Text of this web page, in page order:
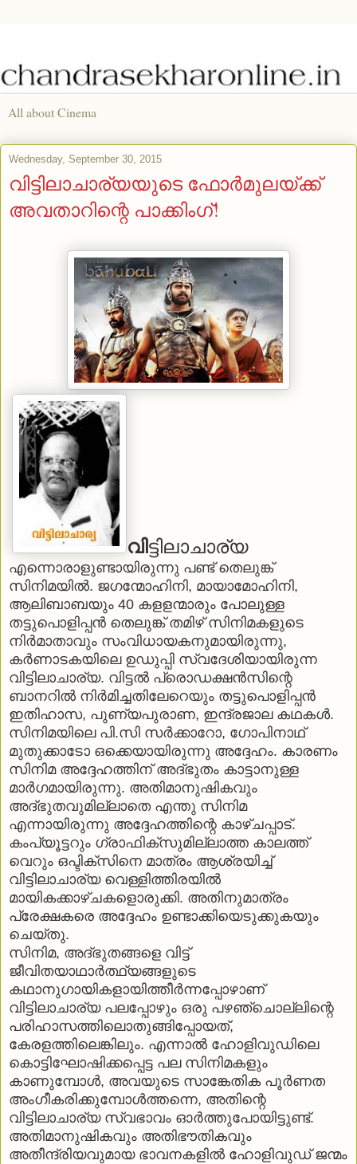
All about Cinema
Wednesday, September 30, 2015
വിട്ടിലാചാര്യയുടെ ഫോര്‍മുലയ്ക്ക്
അവതാറിന്റെ പാക്കിംഗ്!
വിട്ടിലാചാര്യ
എന്നൊരാളുണ്ടായിരുന്നു പണ്ട് തെലുങ്ക്
സിനിമയില്‍. ജഗന്മോഹിനി, മായാമോഹിനി,
ആലിബാബയും 40 കളളന്മാരും പോലുള്ള
തട്ടുപൊളിപ്പന്‍ തെലുങ്ക് തമിഴ് സിനിമകളുടെ
നിര്‍മാതാവും സംവിധായകനുമായിരുന്നു,
കര്‍ണാടകയിലെ ഉഡുപ്പി സ്വദേശിയായിരുന്ന
വിട്ടിലാചാര്യ. വിട്ടല്‍ പ്രൊഡക്ഷന്‍സിന്റെ
ബാനറില്‍ നിര്‍മിച്ചതിലേറെയും തട്ടുപൊളിപ്പന്‍
ഇതിഹാസ, പുണ്യപുരാണ, ഇന്ദ്രജാല കഥകള്‍.
സിനിമയിലെ പി.സി സര്‍ക്കാറോ, ഗോപിനാഥ്
മുതുക്കാടോ ഒക്കെയായിരുന്നു അദ്ദേഹം. കാരണം
സിനിമ അദ്ദേഹത്തിന് അദ്ഭുതം കാട്ടാനുള്ള
മാര്‍ഗമായിരുന്നു. അതിമാനുഷികവും
അദ്ഭുതവുമില്ലാതെ എന്തു സിനിമ
എന്നായിരുന്നു അദ്ദേഹത്തിന്റെ കാഴ്ചപ്പാട്.
കംപ്യൂട്ടറും ഗ്രാഫിക്‌സുമില്ലാത്ത കാലത്ത്
വെറും ഒപ്ടിക്‌സിനെ മാത്രം ആശ്രയിച്ച്
വിട്ടിലാചാര്യ വെള്ളിത്തിരയില്‍
മായികക്കാഴ്ചകളൊരുക്കി. അതിനുമാത്രം
പ്രേക്ഷകരെ അദ്ദേഹം ഉണ്ടാക്കിയെടുക്കുകയും
ചെയ്തു.
സിനിമ, അദ്ഭുതങ്ങളെ വിട്ട്
ജീവിതയാഥാര്‍ത്ഥ്യങ്ങളുടെ
കഥാനുഗായികളായിത്തീര്‍ന്നപ്പോഴാണ്
വിട്ടിലാചാര്യ പലപ്പോഴും ഒരു പഴഞ്ചൊല്ലിന്റെ
പരിഹാസത്തിലൊതുങ്ങിപ്പോയത്,
കേരളത്തിലെങ്കിലും. എന്നാല്‍ ഹോളിവുഡിലെ
കൊട്ടിഘോഷിക്കപ്പെട്ട പല സിനിമകളും
കാണുമ്പോള്‍, അവയുടെ സാങ്കേതിക പൂര്‍ണത
അംഗീകരിക്കുമ്പോള്‍ത്തന്നെ, അതിന്റെ
വിട്ടിലാചാര്യ സ്വഭാവം ഓര്‍ത്തുപോയിട്ടുണ്ട്.
അതിമാനുഷികവും അതിഭൗതികവും
അതീന്ദ്രിയവുമായ ഭാവനകളില്‍ ഹോളിവുഡ് ജന്മം